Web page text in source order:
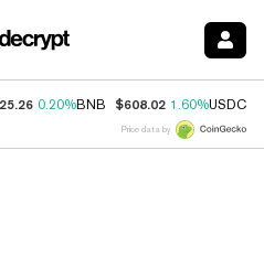
0.20%BNB $608.02 1.60%USDC
Price data by